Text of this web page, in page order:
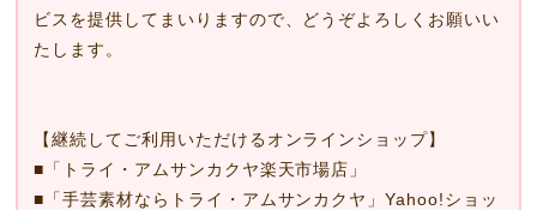
ビスを提供してまいりますので、どうぞよろしくお願いい
たします。
【継続してご利用いただけるオンラインショップ】
■ 「トライ・アムサンカクヤ楽天市場店」
■ 「手芸素材ならトライ・アムサンカクヤ」Yahoo!ショッ